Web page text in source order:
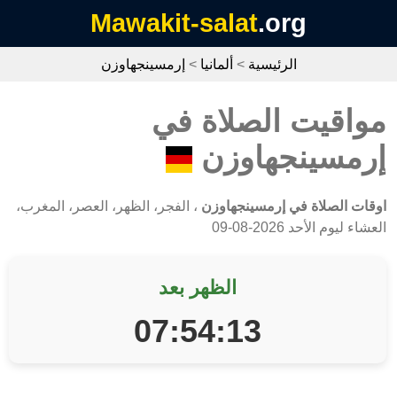
Mawakit-salat.org
الرئيسية > ألمانيا > إرمسينجهاوزن
مواقيت الصلاة في
إرمسينجهاوزن
اوقات الصلاة في إرمسينجهاوزن ، الفجر، الظهر، العصر، المغرب،
العشاء ليوم الأحد 2026-08-09
الظهر بعد
07:54:13